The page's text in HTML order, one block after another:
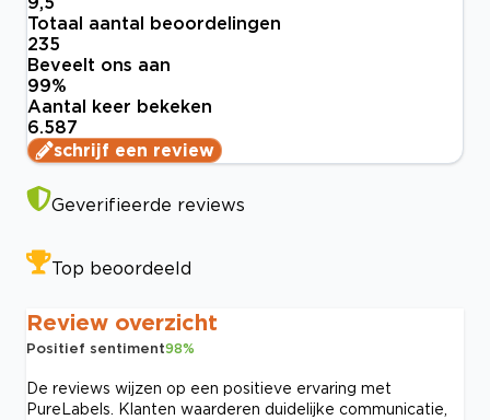
Totaal aantal beoordelingen
235
Beveelt ons aan
99%
Aantal keer bekeken
6.587
schrijf een review
Geverifieerde reviews
Top beoordeeld
Review overzicht
Positief sentiment98%
De reviews wijzen op een positieve ervaring met
PureLabels. Klanten waarderen duidelijke communicatie,